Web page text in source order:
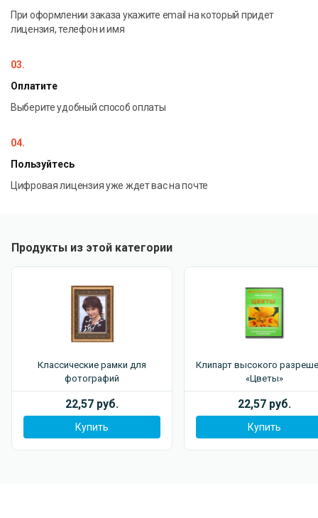
При оформлении заказа укажите email на который придет
лицензия, телефон и имя
03.
Оплатите
Выберите удобный способ оплаты
04.
Пользуйтесь
Цифровая лицензия уже ждет вас на почте
Продукты из этой категории
Классические рамки для
фотографий
22,57 руб.
Купить
Клипарт высокого
«Цветы»
22,57 руб.
Купить